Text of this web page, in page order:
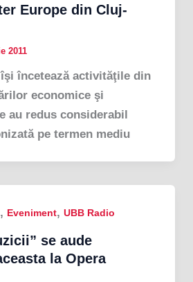
Europe din Cluj-
2011
îşi încetează activităţile din
economice şi
au redus considerabil
pe termen mediu
, Eveniment, UBB Radio
se aude
la Opera